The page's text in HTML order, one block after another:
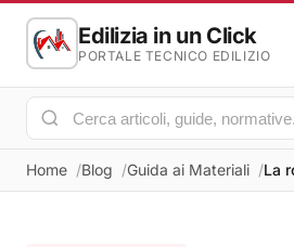
Edilizia in un Click
PORTALE TECNICO EDILIZIO
Home Blog Guida ai Materiali La